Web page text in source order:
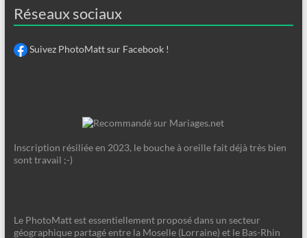
Réseaux sociaux
Suivez PhotoMatt sur Facebook !
Inscription résiliée en 2023, le bouche à oreille fait déjà très bien
sont travail ;-)
Le PhotoMatt est essentiellement proposé dans un secteur
géographique partagé entre la Moselle (Lorraine) et le Bas-Rhin